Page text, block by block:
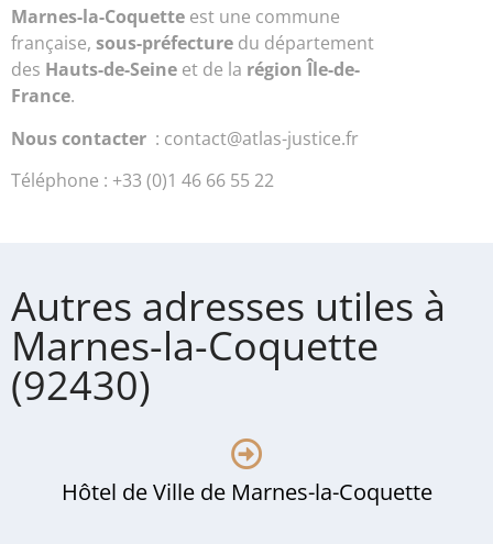
Marnes-la-Coquette est une commune
française, sous-préfecture du département
des Hauts-de-Seine et de la région Île-de-
France.
Nous contacter : contact@atlas-justice.fr
Téléphone : +33 (0)1 46 66 55 22
Autres adresses utiles à
Marnes-la-Coquette
(92430)
Hôtel de Ville de Marnes-la-Coquette